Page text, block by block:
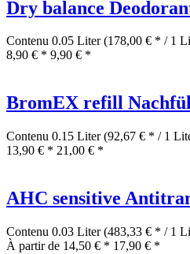
Dry balance
Contenu 0.05 Liter(178,00 € * / 1
8,90 € * 9,90 € *
BromEX refill
Contenu 0.15 Liter(92,67 € * / 1
13,90 € * 21,00 € *
AHC sensitive
Contenu 0.03 Liter(483,33 € * / 1
À partir de 14,50 € * 17,90 € *